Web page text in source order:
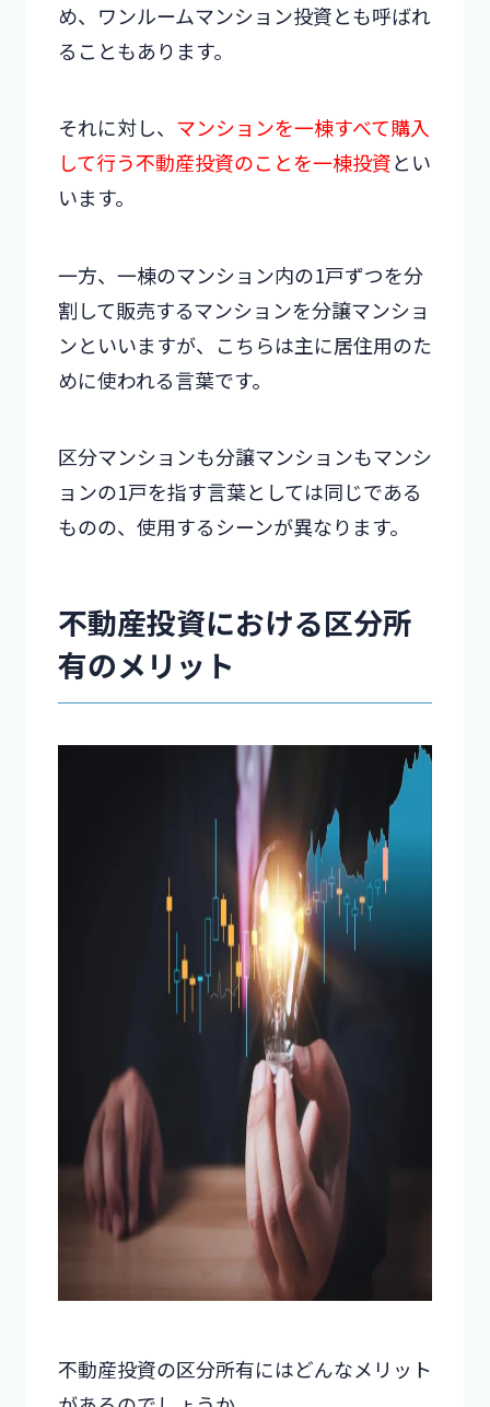
め、ワンルームマンション投資とも呼ばれ
ることもあります。
それに対し、 マンションを一棟すべて購入
して行う不動産投資のことを一棟投資とい
います。
一方、一棟のマンション内の1戸ずつを分
割して販売するマンションを分譲マンショ
ンといいますが、こちらは主に居住用のた
めに使われる言葉です。
区分マンションも分譲マンションもマンシ
ョンの1戸を指す言葉としては同じである
ものの、使用するシーンが異なります。
不動産投資における区分所
有のメリット
不動産投資の区分所有にはどんなメリット